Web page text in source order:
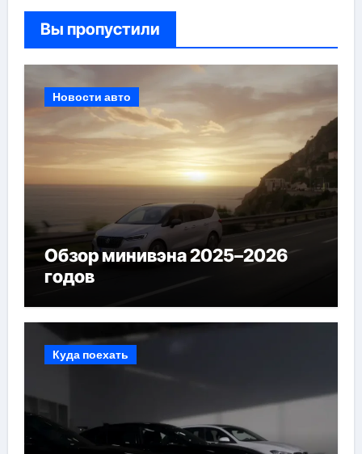
Вы пропустили
Новости авто
Обзор минивэна 2025–2026
годов
Куда поехать